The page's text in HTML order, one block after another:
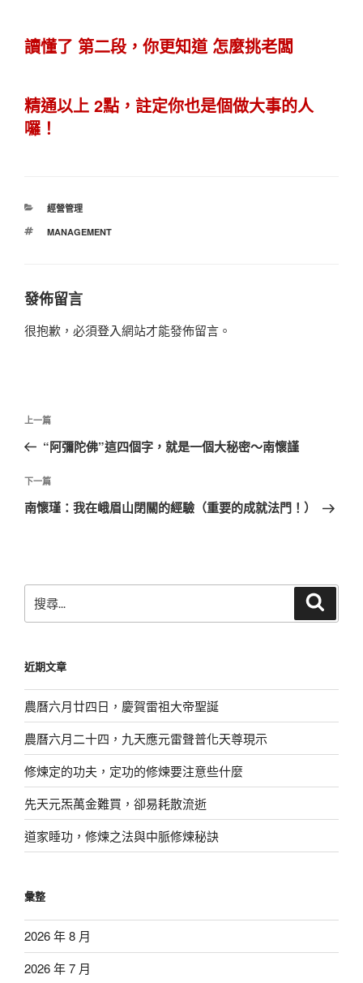
讀懂了 第二段，你更知道 怎麼挑老闆
精通以上 2點，註定你也是個做大事的人
囉！
分
經營管理
標
MANAGEMENT
發佈留言
很抱歉，必須登入網站才能發佈留言。
文
導
覽
上
一
文
章
上一篇
“阿彌陀佛”這四個字，就是一個大秘密～南懷謹
下
一
下一篇
南懷瑾：我在峨眉山閉關的經驗（重要的成就法門！）
尋
字:
近期文章
農曆六月廿四日，慶賀雷祖大帝聖誕
農曆六月二十四，九天應元雷聲普化天尊現示
修煉定的功夫，定功的修煉要注意些什麼
先天元炁萬金難買，卻易耗散流逝
道家睡功，修煉之法與中脈修煉秘訣
彙整
2026 年 8 月
2026 年 7 月